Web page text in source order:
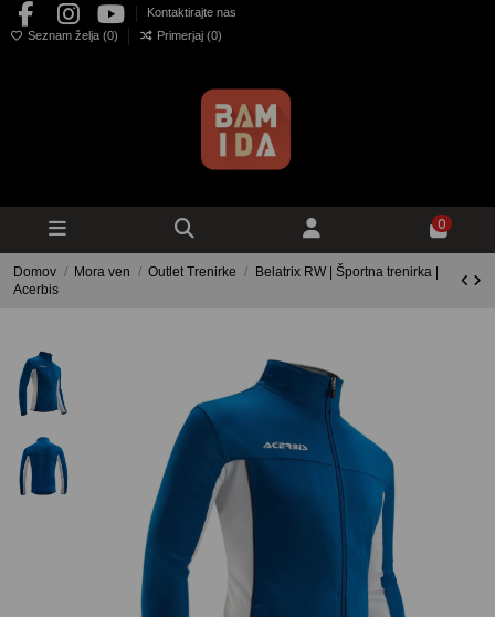
Kontaktirajte nas
Seznam želja (0) Primerjaj (0)
0
Domov Mora ven Outlet Trenirke
Belatrix RW | Športna trenirka |
Acerbis